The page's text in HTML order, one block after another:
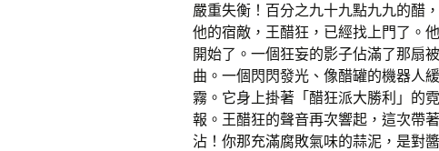
嚴重失衡！百分之九十九點九九的醋
他的宿敵，王醋狂，已經找上門了。
開始了。一個狂妄的影子佔滿了那扇
曲。一個閃閃發光、像醋罐的機器人
霧。它身上掛著「醋狂派大勝利」的
報。王醋狂的聲音再次響起，這次帶
沾！你那充滿腐敗氣味的蒜泥，是對